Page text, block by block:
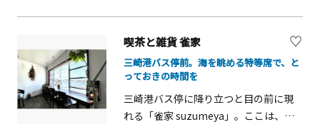
みを引き立てます。また、店名を冠し
た「オムライス」も外せません。ケチ
ャップライスの上で輝く艶やかなオム
レツは、卵とライスが口の中で混ざり
合う至福の一皿です。座席数が限られ
るため事前のWeb予約がおすすめで
す。また、テイクアウトをして、近くの
ける「シネマカフェ」の先駆けとして
内はわずか十数席のプライベートな空
間。アンティークの椅子やソファに深
く身を委ね、リラックスして映画を楽
しめるのが最大の魅力です。上映作品
は、ドキュメンタリーや世界の名作な
喫茶と雑貨 雀家
三崎港バス停前。海を眺める特等席で、と
っておきの時間を
三崎港バス停に降り立つと目の前に現
れる「雀家 suzumeya」。ここは、港